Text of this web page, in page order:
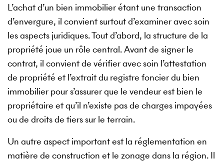
L’achat d’un bien immobilier étant une transaction
d’envergure, il convient surtout d’examiner avec soin
les aspects juridiques. Tout d’abord, la structure de la
propriété joue un rôle central. Avant de signer le
contrat, il convient de vérifier avec soin l’attestation
de propriété et l’extrait du registre foncier du bien
immobilier pour s’assurer que le vendeur est bien le
propriétaire et qu’il n’existe pas de charges impayées
ou de droits de tiers sur le terrain.
Un autre aspect important est la réglementation en
matière de construction et le zonage dans la région. Il